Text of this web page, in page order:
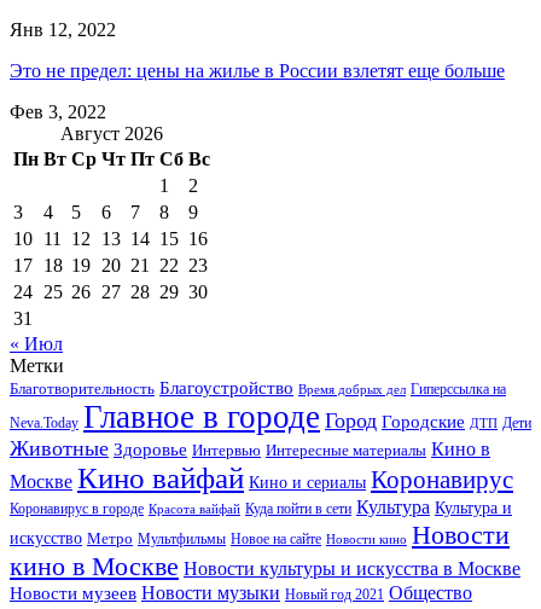
Янв 12, 2022
Это не предел: цены на жилье в России взлетят еще больше
Фев 3, 2022
Август 2026
Пн Вт Ср Чт Пт Сб Вс
1
2
3
4 5 6 7 8
9
10 11 12 13 14 15 16
17 18 19 20 21 22 23
24 25 26 27 28 29 30
31
« Июл
Метки
Благотворительность Благоустройство Время добрых дел Гиперссылка на
Neva.Today Главное в городе Город Городские ДТП Дети
Животные Здоровье Интервью Интересные материалы Кино в
Москве Кино вайфай Кино и сериалы Коронавирус
Коронавирус в городе Красота вайфай Куда пойти в сети Культура Культура и
искусство Метро Мультфильмы Новое на сайте Новости кино Новости
кино в Москве Новости культуры и искусства в Москве
Новости музеев Новости музыки Новый год 2021 Общество